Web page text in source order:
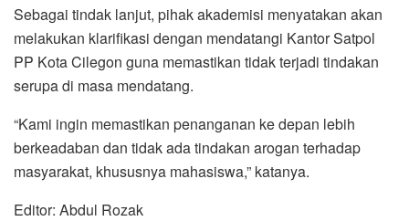
Sebagai tindak lanjut, pihak akademisi menyatakan akan
melakukan klarifikasi dengan mendatangi Kantor Satpol
PP Kota Cilegon guna memastikan tidak terjadi tindakan
serupa di masa mendatang.
“Kami ingin memastikan penanganan ke depan lebih
berkeadaban dan tidak ada tindakan arogan terhadap
masyarakat, khususnya mahasiswa,” katanya.
Editor: Abdul Rozak